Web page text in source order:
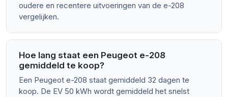
oudere en recentere uitvoeringen van de e-208
vergelijken.
Hoe lang staat een Peugeot e-208
gemiddeld te koop?
Een Peugeot e-208 staat gemiddeld 32 dagen te
koop. De EV 50 kWh wordt gemiddeld het snelst